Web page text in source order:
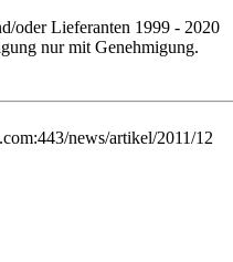
oder Lieferanten 1999 - 2020
nur mit Genehmigung.
news/artikel/2011/12